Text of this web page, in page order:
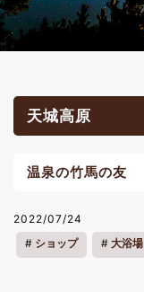
天城高原
温泉の竹馬の友
2022/07/24
ショップ
大浴場